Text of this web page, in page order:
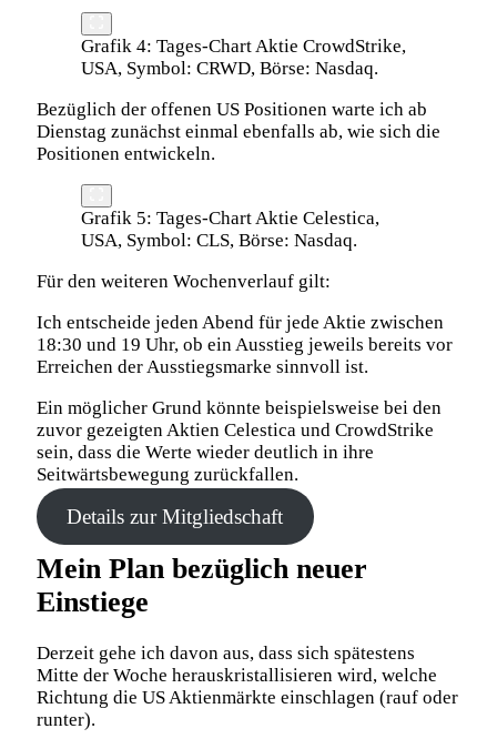
Grafik 4: Tages-Chart Aktie CrowdStrike,
USA, Symbol: CRWD, Börse: Nasdaq.
Bezüglich der offenen US Positionen warte ich ab
Dienstag zunächst einmal ebenfalls ab, wie sich die
Positionen entwickeln.
Grafik 5: Tages-Chart Aktie Celestica,
USA, Symbol: CLS, Börse: Nasdaq.
Für den weiteren Wochenverlauf gilt:
Ich entscheide jeden Abend für jede Aktie zwischen
18:30 und 19 Uhr, ob ein Ausstieg jeweils bereits vor
Erreichen der Ausstiegsmarke sinnvoll ist.
Ein möglicher Grund könnte beispielsweise bei den
zuvor gezeigten Aktien Celestica und CrowdStrike
sein, dass die Werte wieder deutlich in ihre
Seitwärtsbewegung zurückfallen.
Details zur Mitgliedschaft
Mein Plan bezüglich neuer
Einstiege
Derzeit gehe ich davon aus, dass sich spätestens
Mitte der Woche herauskristallisieren wird, welche
Richtung die US Aktienmärkte einschlagen (rauf oder
runter).